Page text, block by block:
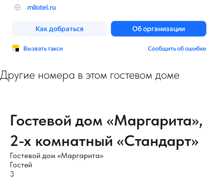
Другие номера в этом гостевом доме
Гостевой дом «Маргарита»,
2-х комнатный «Cтандарт»
Гостевой дом «Маргарита»
Гостей
3